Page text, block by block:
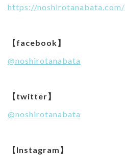
https://noshirotanabata.com/
【facebook】
@noshirotanabata
【twitter】
@noshirotanabata
【Instagram】